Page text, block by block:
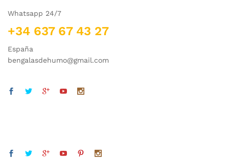
Whatsapp 24/7
+34 637 67 43 27
España
bengalasdehumo@gmail.com